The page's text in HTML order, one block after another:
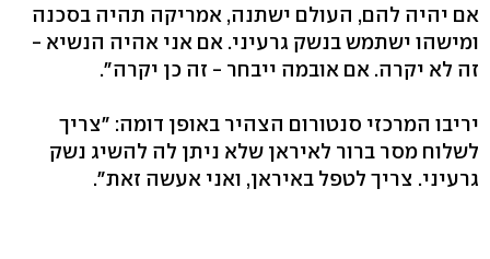
אם יהיה להם, העולם ישתנה, אמריקה תהיה בסכנה
ומישהו ישתמש בנשק גרעיני. אם אני אהיה הנשיא -
זה לא יקרה. אם אובמה ייבחר - זה כן יקרה".
יריבו המרכזי סנטורום הצהיר באופן דומה: "צריך
לשלוח מסר ברור לאיראן שלא ניתן לה להשיג נשק
גרעיני. צריך לטפל באיראן, ואני אעשה זאת".